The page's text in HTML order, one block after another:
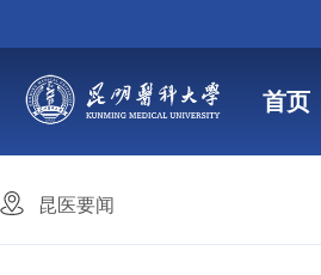
首页
昆医要闻